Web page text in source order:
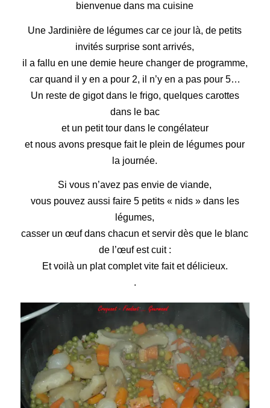
bienvenue dans ma cuisine
Une Jardinière de légumes car ce jour là, de petits
invités surprise sont arrivés,
il a fallu en une demie heure changer de programme,
car quand il y en a pour 2, il n’y en a pas pour 5…
Un reste de gigot dans le frigo, quelques carottes
dans le bac
et un petit tour dans le congélateur
et nous avons presque fait le plein de légumes pour
la journée.
Si vous n’avez pas envie de viande,
vous pouvez aussi faire 5 petits « nids » dans les
légumes,
casser un œuf dans chacun et servir dès que le blanc
de l’œuf est cuit :
Et voilà un plat complet vite fait et délicieux.
.